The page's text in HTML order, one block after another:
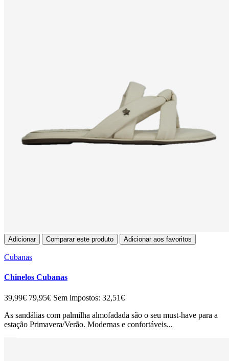
Adicionar Comparar este produto Adicionar aos favoritos
Cubanas
Chinelos Cubanas
39,99€ 79,95€ Sem impostos: 32,51€
As sandálias com palmilha almofadada são o seu must-have para a
estação Primavera/Verão. Modernas e confortáveis...